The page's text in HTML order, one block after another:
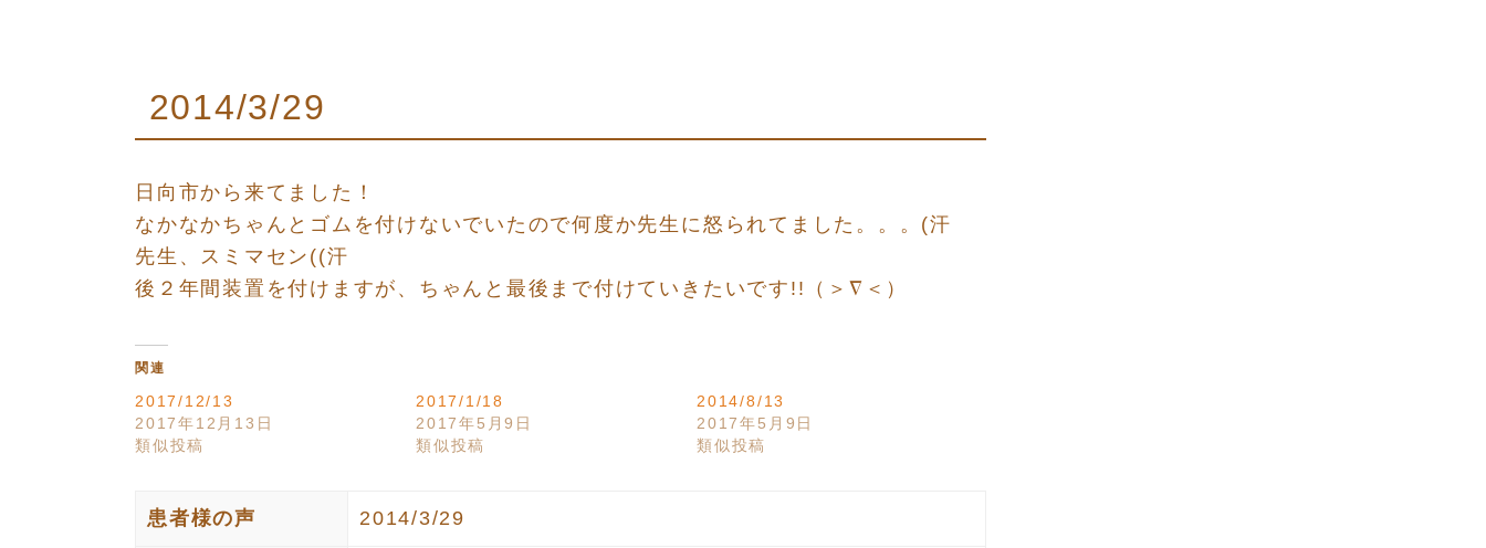
2014/3/29
日向市から来てました！
なかなかちゃんとゴムを付けないでいたので何度か先生に怒られてました。。。(汗
先生、スミマセン((汗
後２年間装置を付けますが、ちゃんと最後まで付けていきたいです!!（＞∇＜）
関連
2017/12/13
2017年12月13日
類似投稿
2017/1/18
2017年5月9日
類似投稿
2014/8/13
2017年5月9日
類似投稿
患者様の声 2014/3/29